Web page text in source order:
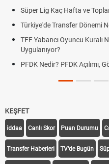
Süper Lig Kaç Hafta ve
Türkiye'de Transfer Dönemi
TFF Yabancı Oyuncu Kuralı
Uygulanıyor?
PFDK Nedir? PFDK Açılımı,
KEŞFET
iddaa Canlı Skor Puan Durumu
Transfer Haberleri TV'de Bugün